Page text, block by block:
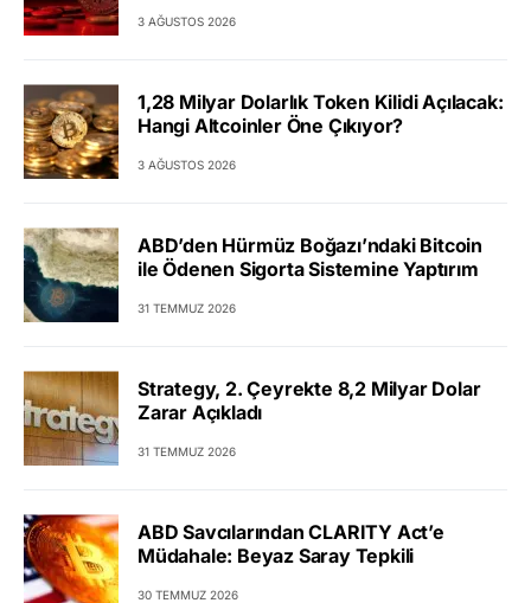
3 AĞUSTOS 2026
1,28 Milyar Dolarlık Token Kilidi Açılacak:
Hangi Altcoinler Öne Çıkıyor?
3 AĞUSTOS 2026
ABD’den Hürmüz Boğazı’ndaki Bitcoin
ile Ödenen Sigorta Sistemine Yaptırım
31 TEMMUZ 2026
Strategy, 2. Çeyrekte 8,2 Milyar Dolar
Zarar Açıkladı
31 TEMMUZ 2026
ABD Savcılarından CLARITY Act’e
Müdahale: Beyaz Saray Tepkili
30 TEMMUZ 2026